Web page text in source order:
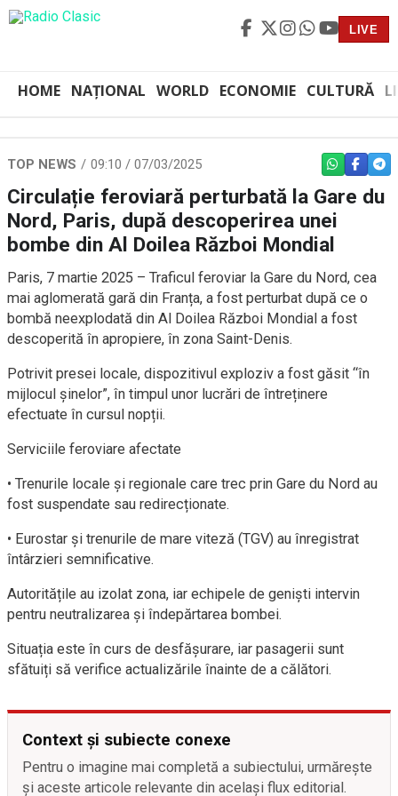
LIVE
HOME NAȚIONAL WORLD ECONOMIE CULTURĂ
TOP NEWS 09:10 / 07/03/2025 WHATSAPP
Circulație feroviară perturbată la Gare du
Nord, Paris, după descoperirea unei
bombe din Al Doilea Război Mondial
Paris, 7 martie 2025 – Traficul feroviar la Gare du Nord, cea
mai aglomerată gară din Franța, a fost perturbat după ce o
bombă neexplodată din Al Doilea Război Mondial a fost
descoperită în apropiere, în zona Saint-Denis.
Potrivit presei locale, dispozitivul exploziv a fost găsit “în
mijlocul șinelor”, în timpul unor lucrări de întreținere
efectuate în cursul nopții.
Serviciile feroviare afectate
• Trenurile locale și regionale care trec prin Gare du Nord au
fost suspendate sau redirecționate.
• Eurostar și trenurile de mare viteză (TGV) au înregistrat
întârzieri semnificative.
Autoritățile au izolat zona, iar echipele de geniști intervin
pentru neutralizarea și îndepărtarea bombei.
Situația este în curs de desfășurare, iar pasagerii sunt
sfătuiți să verifice actualizările înainte de a călători.
Context și subiecte conexe
Pentru o imagine mai completă a subiectului, urmărește
și aceste articole relevante din același flux editorial.